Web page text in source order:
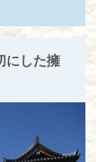
にした擁